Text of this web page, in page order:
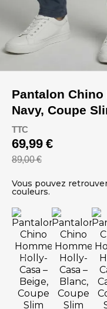
Pantalon Chino
Navy, Coupe
89,00 €
69,99 €
TTC
Vous pouvez
couleurs.